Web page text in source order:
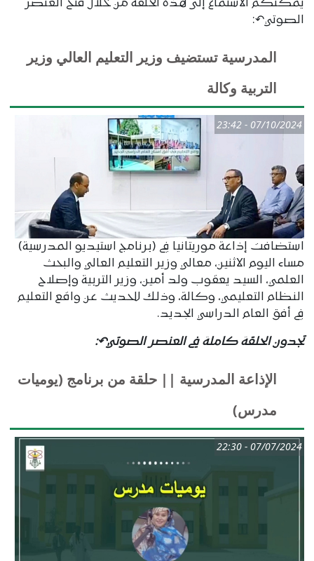
يمكنكم الاستماع إلى هذه الحلقة من خلال فتح العنصر
الصوتي↶:
المدرسية تستضيف وزير التعليم العالي وزير
التربية وكالة
07/10/2024 - 23:42
استضافت إذاعة موريتانيا في (برنامج استيديو المدرسية)
مساء اليوم الاثنين، معالي وزير التعليم العالي والبحث
العلمي، السيد يعقوب ولد أمين، وزير التربية وإصلاح
النظام التعليمي، وكالة، وذلك للحديث عن واقع التعليم
في أفق العام الدراسي الجديد.
تجدون الحلقة كاملة في العنصر الصوتي↶:
الإذاعة المدرسية || حلقة من برنامج (يوميات
مدرس)
07/07/2024 - 22:30